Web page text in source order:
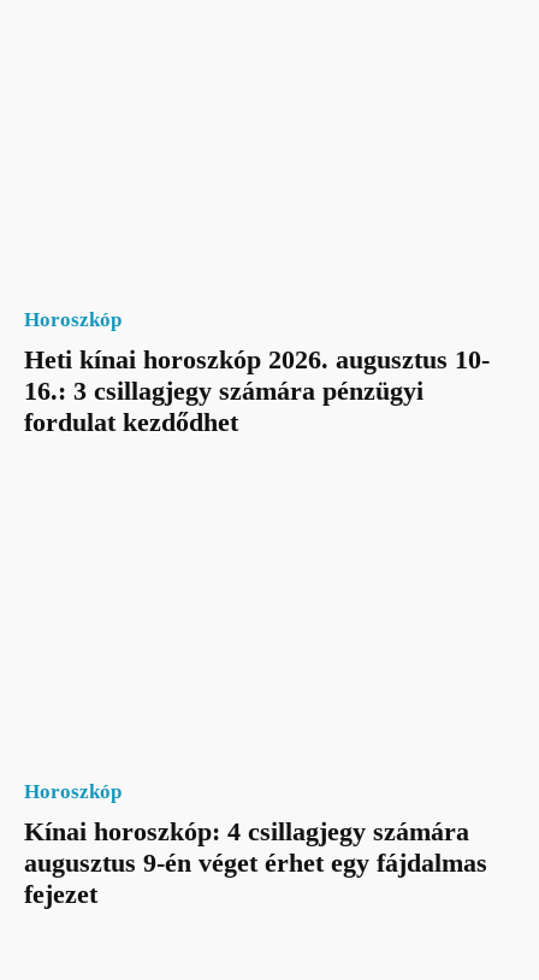
Horoszkóp
Heti kínai horoszkóp 2026. augusztus 10-
16.: 3 csillagjegy számára pénzügyi
fordulat kezdődhet
Horoszkóp
Kínai horoszkóp: 4 csillagjegy számára
augusztus 9-én véget érhet egy fájdalmas
fejezet